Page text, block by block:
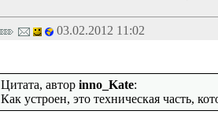
03.02.2012 11:02
Цитата, автор inno_Kate:
Как устроен, это техническая часть,